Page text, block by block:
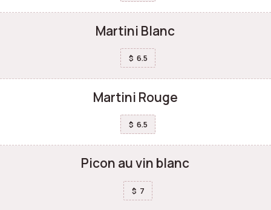
Martini Blanc
$ 6.5
Martini Rouge
$ 6.5
Picon au vin blanc
$ 7